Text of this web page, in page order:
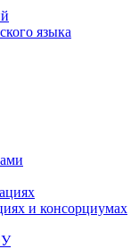
языка
и консорциумах